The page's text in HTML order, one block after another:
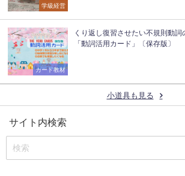
学級経営
カード教材
くり返し復習させたい不規則動詞
「動詞活用カード」〔保存版〕
小道具も見る
サイト内検索